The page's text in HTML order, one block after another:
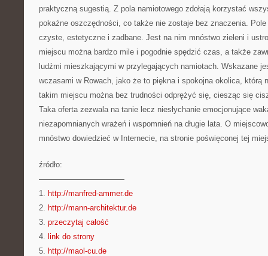
praktyczną sugestią. Z pola namiotowego zdołają korzystać
pokaźne oszczędności, co także nie zostaje bez znaczenia.
czyste, estetyczne i zadbane. Jest na nim mnóstwo zieleni i
miejscu można bardzo mile i pogodnie spędzić czas, a także
ludźmi mieszkającymi w przylegających namiotach. Wskazane
wczasami w Rowach, jako że to piękna i spokojna okolica, którą
takim miejscu można bez trudności odprężyć się, ciesząc się
Taka oferta zezwala na tanie lecz niesłychanie emocjonujące
niezapomnianych wrażeń i wspomnień na długie lata. O
mnóstwo dowiedzieć w Internecie, na stronie poświęconej tej
źródło:
———————————
1. http://manfred-ammer.de
2. http://mann-architektur.de
3. przeczytaj całość
4. link do strony
5. http://maol-cu.de